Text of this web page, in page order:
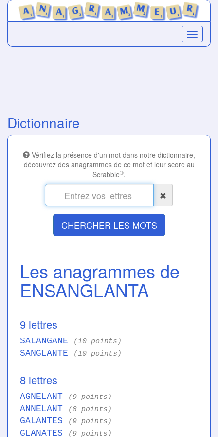
Dictionnaire
Vérifiez la présence d'un mot dans notre dictionnaire,
découvrez des anagrammes de ce mot et leur score au
Scrabble®.
CHERCHER LES MOTS
Les anagrammes de
ENSANGLANTA
9 lettres
SALANGANE (10 points)
SANGLANTE (10 points)
8 lettres
AGNELANT (9 points)
ANNELANT (8 points)
GALANTES (9 points)
GLANATES (9 points)